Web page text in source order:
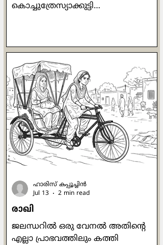
കൊച്ചുത്രേസ്യാക്കുട്ടി
"ഒരു കോഴിക്കൂട്ടത്തിന് ഒരു പൂവന്‍
മതിയെന്നത് പ്രകൃതി നിയമമാണ്.
എന്നു വച്ച് ഒരു വീട്ടില്‍ ഒരു പുരുഷന്‍
മതിയെന്ന് തീരുമാനിക്കാന്‍ പറ്റുമോ?
പരസ്പരം അംഗീകരിച്ചും
അനുസരിച്ചും ജീവിക്കണം."
ജോര്‍ജുകുട്ടിയുടെ മെരുമെരുപ്പും
മേക്കിട്ട് കേറ്റവും കൊച്ചുത്രേസ്യാക്കുട്ടി
കാണുന്നുണ്ടായിരുന്നു. പ്രത്യേകിച്ച
രാഖി
ജലന്ധറില്‍ ഒരു വേനല്‍ അതിന്‍റെ
എല്ലാ പ്രാഭവത്തിലും കത്തി
ഹാരിസ് കപ്പൂച്ചിന്‍
Jul 13
2 min read